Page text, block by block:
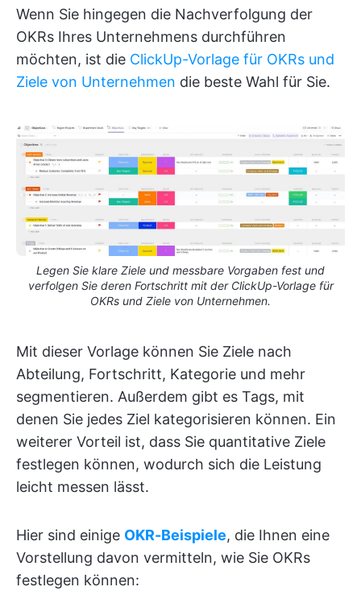
Wenn Sie hingegen die Nachverfolgung der
OKRs Ihres Unternehmens durchführen
möchten, ist die ClickUp-Vorlage für OKRs und
Ziele von Unternehmen die beste Wahl für Sie.
Legen Sie klare Ziele und messbare Vorgaben fest und
verfolgen Sie deren Fortschritt mit der ClickUp-Vorlage für
OKRs und Ziele von Unternehmen.
Mit dieser Vorlage können Sie Ziele nach
Abteilung, Fortschritt, Kategorie und mehr
segmentieren. Außerdem gibt es Tags, mit
denen Sie jedes Ziel kategorisieren können. Ein
weiterer Vorteil ist, dass Sie quantitative Ziele
festlegen können, wodurch sich die Leistung
leicht messen lässt.
Hier sind einige OKR-Beispiele, die Ihnen eine
Vorstellung davon vermitteln, wie Sie OKRs
festlegen können: